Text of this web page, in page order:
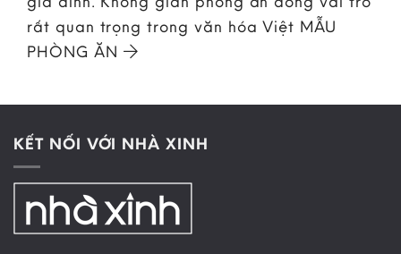
rất quan trọng trong văn hóa Việt MẪU
PHÒNG ĂN
KẾT NỐI VỚI NHÀ XINH